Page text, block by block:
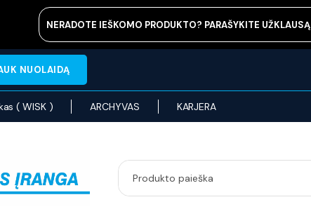
NERADOTE IEŠKOMO PRODUKTO? PARAŠYKITE UŽKLAUSĄ
NUOLAIDĄ
( WISK ) ARCHYVAS KARJERA